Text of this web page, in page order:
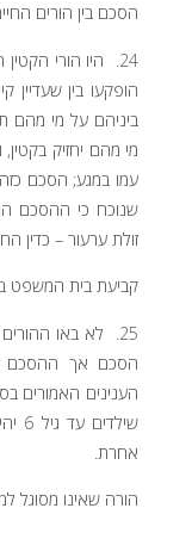
הסכם בין הורים
24. היו הורי
הופקעו בין
ביניהם על מי מהם
מי מהם יחזיק בקטין,
עמו במגע; הסכם
שנוכח כי ההסכם
זולת ערעור – כדין
קביעת בית המשפט
הסכם אך ההסכם
אחרת.
הורה שאינו מסוגל